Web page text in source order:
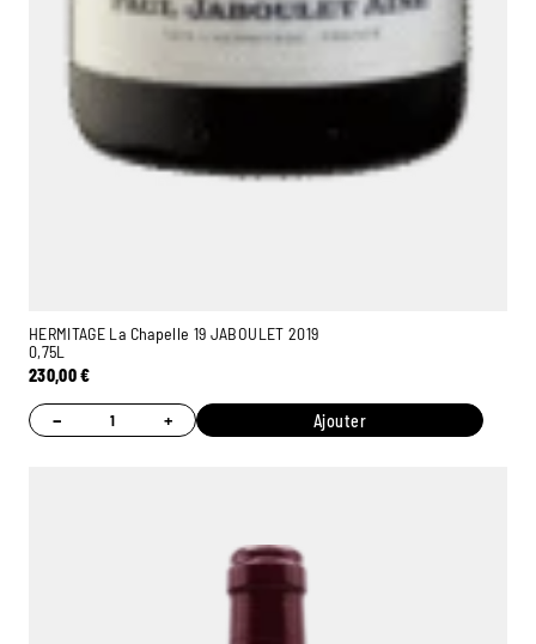
HERMITAGE La Chapelle 19 JABOULET 2019
0,75L
230,00€
− + Ajouter